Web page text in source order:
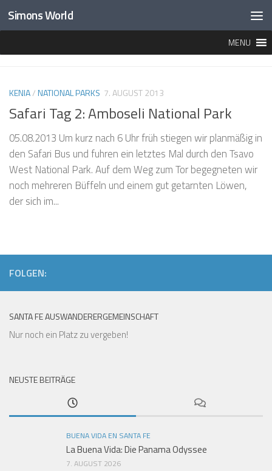
Unter dem Inhalt
Simons World
MENU
KENIA/NATIONAL PARKS 7. AUGUST 2013
Safari Tag 2: Amboseli National Park
05.08.2013 Um kurz nach 6 Uhr früh stiegen wir planmäßig in
den Safari Bus und fuhren ein letztes Mal durch den Tsavo
West National Park. Auf dem Weg zum Tor begegneten wir
noch mehreren Büffeln und einem gut getarnten Löwen,
der sich im...
FOLGEN:
SANTA FE AUSWANDERERGEMEINSCHAFT
Nur noch ein Platz zu vergeben!
NEUSTE BEITRÄGE
BUENA VIDA EN SANTA FE
La Buena Vida: Die Panama Odyssee
7. AUGUST 2026